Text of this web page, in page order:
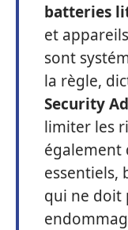
batteries
et
sont
la règle,
Security
limiter les
également
essentiels,
qui ne doit